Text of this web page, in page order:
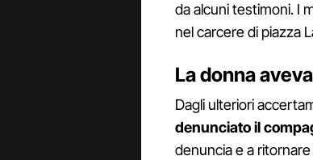
da alcuni testimoni. I
nel carcere di piazza
La donna
Dagli ulteriori
denunciato il
denuncia e a